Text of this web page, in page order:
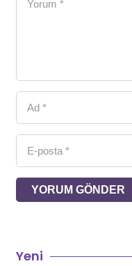
YORUM GÖNDER
Yeni